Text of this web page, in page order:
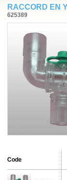
RACCORD EN
625389
Code